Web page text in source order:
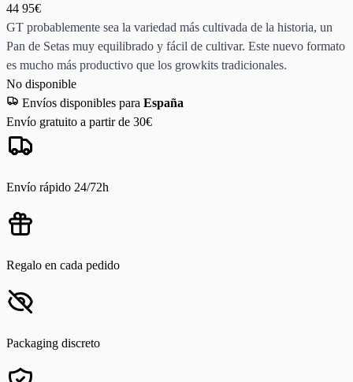
44 95€
GT probablemente sea la variedad más cultivada de la historia, un
Pan de Setas muy equilibrado y fácil de cultivar. Este nuevo formato
es mucho más productivo que los growkits tradicionales.
No disponible
Envíos disponibles para España
Envío gratuito a partir de 30€
Envío rápido 24/72h
Regalo en cada pedido
Packaging discreto